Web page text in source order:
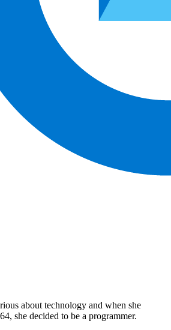
about technology and when she
she decided to be a programmer.